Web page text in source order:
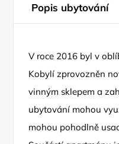
Popis ubytování
V roce 2016 byl v
Kobylí zprovozněn
vinným sklepem a
ubytování mohou
mohou pohodlně